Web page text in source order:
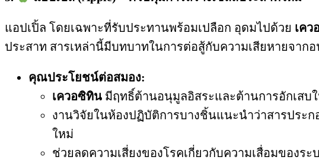
แอปเปิ้ล โดยเฉพาะที่รับประทานพร้อมเปลือก อุดมไปด้วย เคว
ประสาท สารเหล่านี้มีบทบาทในการต่อสู้กับความเสียหายจาก
คุณประโยชน์ต่อสมอง:
เควอซิทิน มีฤทธิ์ต้านอนุมูลอิสระและต้านการอักเสบ
งานวิจัยในห้องปฏิบัติการบางชิ้นแนะนำว่าสารประก
ใหม่
ช่วยลดความเสี่ยงของโรคเกี่ยวกับความเสื่อมของระ